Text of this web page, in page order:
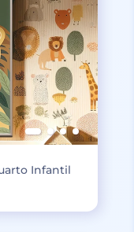
Infantil